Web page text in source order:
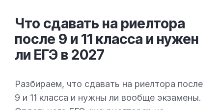
Что сдавать на риелтора
после 9 и 11 класса и нужен
ли ЕГЭ в 2027
Разбираем, что сдавать на риелтора после
9 и 11 класса и нужны ли вообще экзамены.